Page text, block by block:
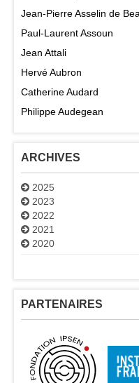
Jean-Pierre Asselin de
Paul-Laurent Assoun
Jean Attali
Hervé Aubron
Catherine Audard
Philippe Audegean
ARCHIVES
2025
2023
2022
2021
2020
PARTENAIRES